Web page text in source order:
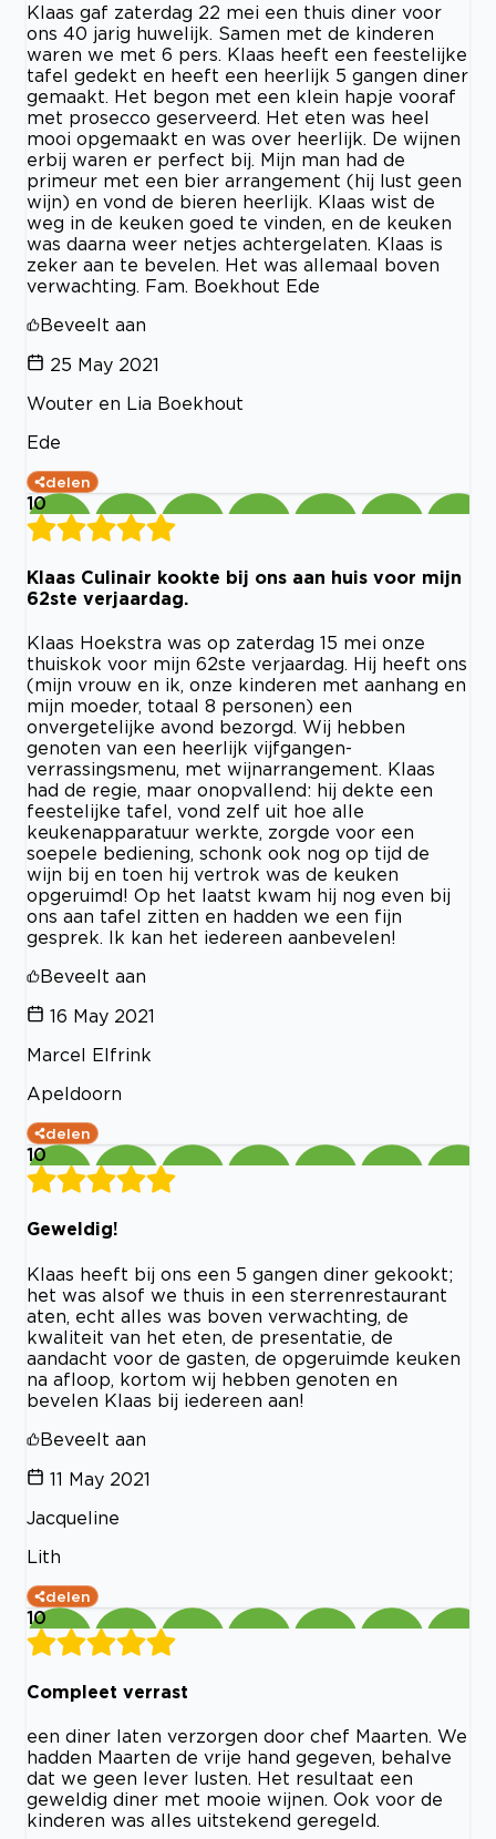
Klaas gaf zaterdag 22 mei een thuis diner voor
ons 40 jarig huwelijk. Samen met de kinderen
waren we met 6 pers. Klaas heeft een feestelijke
tafel gedekt en heeft een heerlijk 5 gangen diner
gemaakt. Het begon met een klein hapje vooraf
met prosecco geserveerd. Het eten was heel
mooi opgemaakt en was over heerlijk. De wijnen
erbij waren er perfect bij. Mijn man had de
primeur met een bier arrangement (hij lust geen
wijn) en vond de bieren heerlijk. Klaas wist de
weg in de keuken goed te vinden, en de keuken
was daarna weer netjes achtergelaten. Klaas is
zeker aan te bevelen. Het was allemaal boven
verwachting. Fam. Boekhout Ede
Beveelt aan
25 May 2021
Wouter en Lia Boekhout
Ede
delen
10
Klaas Culinair kookte bij ons aan huis voor mijn
62ste verjaardag.
Klaas Hoekstra was op zaterdag 15 mei onze
thuiskok voor mijn 62ste verjaardag. Hij heeft ons
(mijn vrouw en ik, onze kinderen met aanhang en
mijn moeder, totaal 8 personen) een
onvergetelijke avond bezorgd. Wij hebben
genoten van een heerlijk vijfgangen-
verrassingsmenu, met wijnarrangement. Klaas
had de regie, maar onopvallend: hij dekte een
feestelijke tafel, vond zelf uit hoe alle
keukenapparatuur werkte, zorgde voor een
soepele bediening, schonk ook nog op tijd de
wijn bij en toen hij vertrok was de keuken
opgeruimd! Op het laatst kwam hij nog even bij
ons aan tafel zitten en hadden we een fijn
gesprek. Ik kan het iedereen aanbevelen!
Beveelt aan
16 May 2021
Marcel Elfrink
Apeldoorn
delen
10
Geweldig!
Klaas heeft bij ons een 5 gangen diner gekookt;
het was alsof we thuis in een sterrenrestaurant
aten, echt alles was boven verwachting, de
kwaliteit van het eten, de presentatie, de
aandacht voor de gasten, de opgeruimde keuken
na afloop, kortom wij hebben genoten en
bevelen Klaas bij iedereen aan!
Beveelt aan
11 May 2021
Jacqueline
Lith
delen
10
Compleet verrast
een diner laten verzorgen door chef Maarten. We
hadden Maarten de vrije hand gegeven, behalve
dat we geen lever lusten. Het resultaat een
geweldig diner met mooie wijnen. Ook voor de
kinderen was alles uitstekend geregeld.